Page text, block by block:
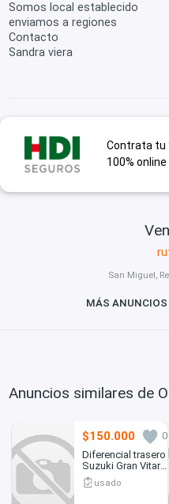
Somos local establecido
enviamos a regiones
Contacto
Sandra viera
Contrata tu
100% online
San Miguel,
MÁS ANUNCIOS
Anuncios similares de
$150.000
0
Diferencial trasero
Suzuki Gran Vitara
1.6 2010
usado